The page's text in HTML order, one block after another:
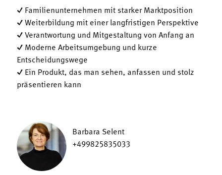
✓ Familienunternehmen mit starker Marktposition
✓ Weiterbildung mit einer langfristigen Perspektive
✓ Verantwortung und Mitgestaltung von Anfang an
✓ Moderne Arbeitsumgebung und kurze
Entscheidungswege
✓ Ein Produkt, das man sehen, anfassen und stolz
präsentieren kann
Barbara Selent
+499825835033